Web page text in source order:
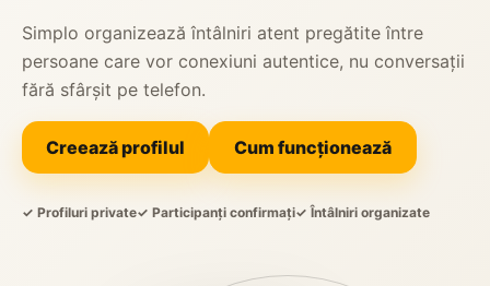
Simplo organizează întâlniri atent pregătite între
persoane care vor conexiuni autentice, nu conversații
fără sfârșit pe telefon.
Creează profilul Cum funcționează
✓ Profiluri private✓ Participanți confirmați✓ Întâlniri organizate